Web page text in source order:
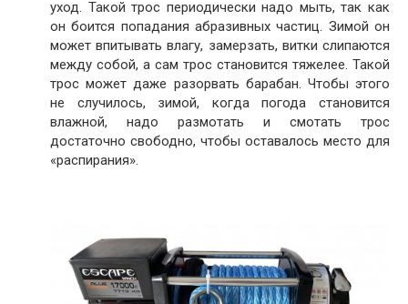
уход. Такой трос периодически надо мыть, так как
он боится попадания абразивных частиц. Зимой он
может впитывать влагу, замерзать, витки слипаются
между собой, а сам трос становится тяжелее. Такой
трос может даже разорвать барабан. Чтобы этого
не случилось, зимой, когда погода становится
влажной, надо размотать и смотать трос
достаточно свободно, чтобы оставалось место для
«распирания».